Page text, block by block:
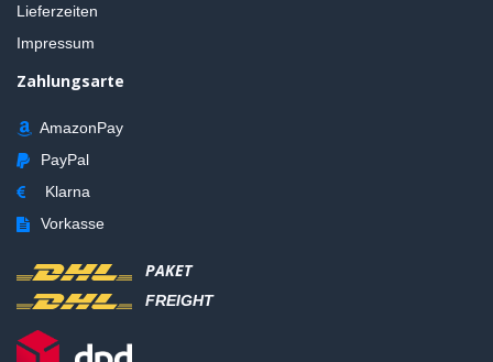
Lieferzeiten
Impressum
Zahlungsarte
AmazonPay
PayPal
Klarna
Vorkasse
PAKET
FREIGHT